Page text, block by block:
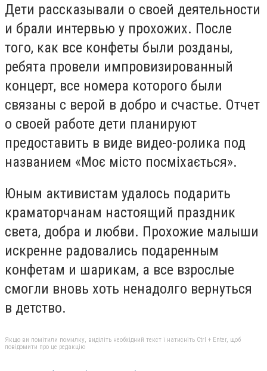
Дети рассказывали о своей деятельности
и брали интервью у прохожих. После
того, как все конфеты были розданы,
ребята провели импровизированный
концерт, все номера которого были
связаны с верой в добро и счастье. Отчет
о своей работе дети планируют
предоставить в виде видео-ролика под
названием «Моє місто посміхається».
Юным активистам удалось подарить
краматорчанам настоящий праздник
света, добра и любви. Прохожие малыши
искренне радовались подаренным
конфетам и шарикам, а все взрослые
смогли вновь хоть ненадолго вернуться
в детство.
Якщо ви помітили помилку, виділіть необхідний текст і натисніть Ctrl + Enter, щоб
повідомити про це редакцію